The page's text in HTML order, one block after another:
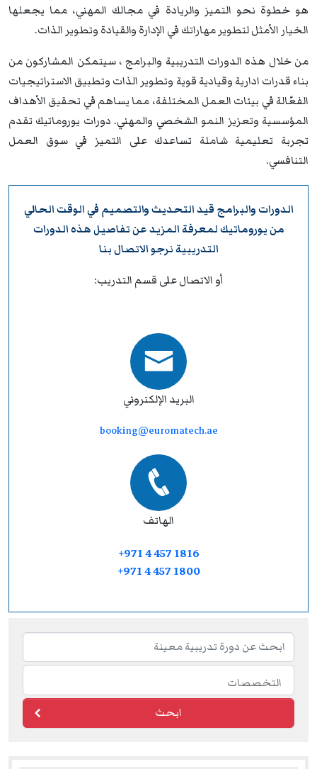
هو خطوة نحو التميز والريادة في مجالك المهني، مما يجعلها
الخيار الأمثل لتطوير مهاراتك في الإدارة والقيادة وتطوير الذات.
من خلال هذه الدورات التدريبية والبرامج ، سيتمكن المشاركون من
بناء قدرات ادارية وقيادية قوية وتطوير الذات وتطبيق الاستراتيجيات
الفعّالة في بيئات العمل المختلفة، مما يساهم في تحقيق الأهداف
المؤسسية وتعزيز النمو الشخصي والمهني. دورات يوروماتيك تقدم
تجربة تعليمية شاملة تساعدك على التميز في سوق العمل
التنافسي.
الدورات والبرامج قيد التحديث والتصميم في الوقت الحالي
منيوروماتيكلمعرفة المزيد عن تفاصيل هذه الدورات
التدريبية نرجوالاتصال بنا
أو الاتصال على قسم التدريب:
البريد الإلكتروني
booking@euromatech.ae
الهاتف
+971 4 457 1816
+971 4 457 1800
ابحث